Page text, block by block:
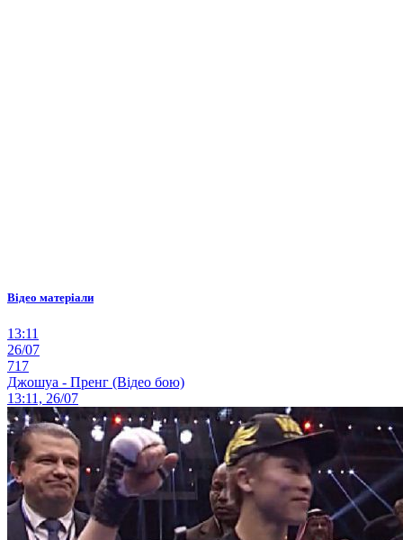
Відео матеріали
13:11
26/07
717
Джошуа - Пренг (Відео бою)
13:11, 26/07